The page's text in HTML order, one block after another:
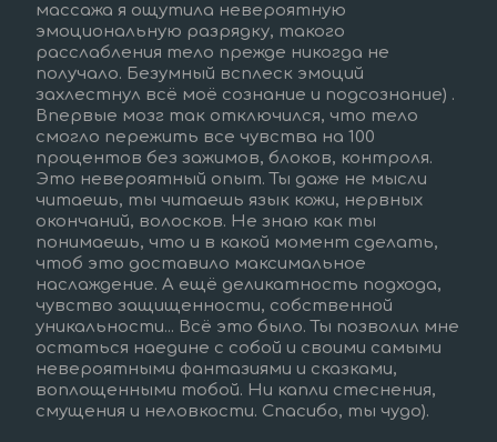
массажа я ощутила невероятную
эмоциональную разрядку, такого
расслабления тело прежде никогда не
получало. Безумный всплеск эмоций
захлестнул всë моë сознание и подсознание) .
Впервые мозг так отключился, что тело
смогло пережить все чувства на 100
процентов без зажимов, блоков, контроля.
Это невероятный опыт. Ты даже не мысли
читаешь, ты читаешь язык кожи, нервных
окончаний, волосков. Не знаю как ты
понимаешь, что и в какой момент сделать,
чтоб это доставило максимальное
наслаждение. А ещё деликатность подхода,
чувство защищенности, собственной
уникальности... Всё это было. Ты позволил мне
остаться наедине с собой и своими самыми
невероятными фантазиями и сказками,
воплощенными тобой. Ни капли стеснения,
смущения и неловкости. Спасибо, ты чудо).